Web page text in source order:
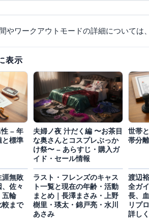
やワークアウトモードの詳細については
表示
– 年
と標準
夫婦ノ夜 汁だく編 〜お茶目
な奥さんとコスプレぶっか
け祭〜 – あらすじ・購入ガ
イド・セール情報
世帯
帯分
涯無敗
佐々
五輪
較まで
ラスト・フレンズのキャス
ト一覧と現在の年齢・活動
まとめ｜長澤まさみ・上野
樹里・瑛太・錦戸亮・水川
あさみ
渡辺
全ガ
長、
リプ
詳し